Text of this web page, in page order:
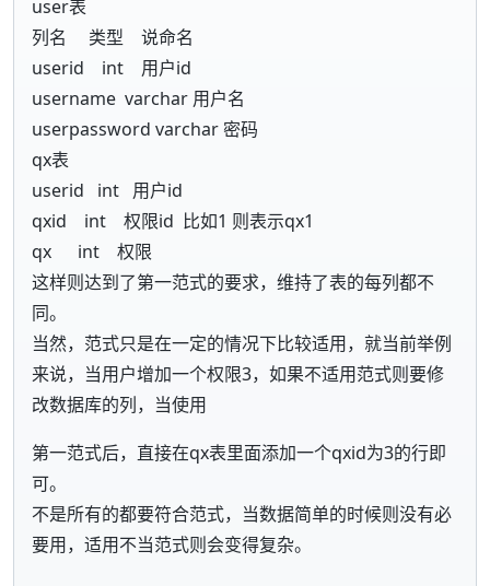
user表
列名 类型 说命名
userid int 用户id
username varchar 用户名
userpassword varchar 密码
qx表
userid int 用户id
qxid int 权限id 比如1 则表示qx1
qx int 权限
这样则达到了第一范式的要求，维持了表的每列都不
同。
当然，范式只是在一定的情况下比较适用，就当前举例
来说，当用户增加一个权限3，如果不适用范式则要修
改数据库的列，当使用
第一范式后，直接在qx表里面添加一个qxid为3的行即
可。
不是所有的都要符合范式，当数据简单的时候则没有必
要用，适用不当范式则会变得复杂。